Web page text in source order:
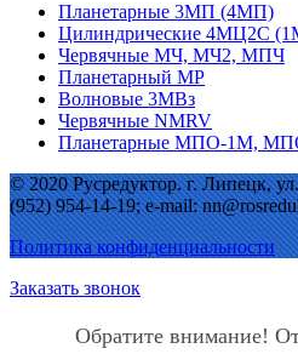
Планетарные 3МП (4МП)
Цилиндрические 4МЦ2С
Червячные МЧ, МЧ2, МПЧ
Планетарный МР
Волновые 3МВз
Червячные NMRV
Планетарные МПО-1М,
© 2020 Русредуктор. г. Липецк,
(952) 954-14-19; e-mail:
Политика конфиденциальности
Заказать звонок
Обратите внимание!